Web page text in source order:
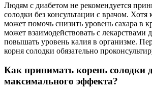
Людям с диабетом не рекомендуется
солодки без консультации с врачом. Хотя
может помочь снизить уровень сахара в
может взаимодействовать с лекарствами
повышать уровень калия в организме.
корня солодки обязательно
Как принимать корень солодки
максимального эффекта?